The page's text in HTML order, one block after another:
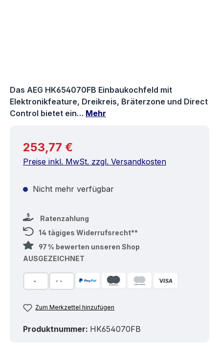
Das AEG HK654070FB Einbaukochfeld mit
Elektronikfeature, Dreikreis, Bräterzone und Direct
Control bietet ein… Mehr
Regulärer Preis:
253,77 €
Preise inkl. MwSt. zzgl. Versandkosten
Nicht mehr verfügbar
Ratenzahlung
14 tägiges Widerrufsrecht**
97 % bewerten unseren Shop
AUSGEZEICHNET
Zum Merkzettel hinzufügen
Produktnummer: HK654070FB